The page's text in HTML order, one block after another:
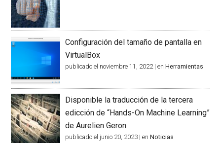
Configuración del tamaño de pantalla en
VirtualBox
publicado el noviembre 11, 2022 |enHerramientas
Disponible la traducción de la tercera
edicción de “Hands-On Machine Learning”
de Aurelien Geron
publicado el junio 20, 2023 |enNoticias